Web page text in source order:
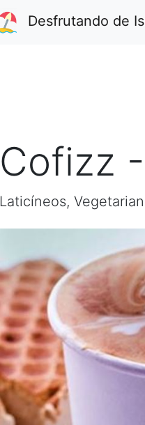
Desfrutando de
Cofizz
Laticíneos,